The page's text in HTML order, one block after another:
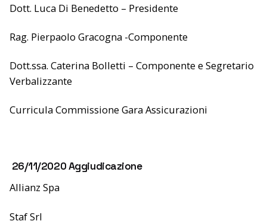
Dott. Luca Di Benedetto – Presidente
Rag. Pierpaolo Gracogna -Componente
Dott.ssa. Caterina Bolletti – Componente e Segretario
Verbalizzante
Curricula Commissione Gara Assicurazioni
26/11/2020 Aggiudicazione
Allianz Spa
Staf Srl